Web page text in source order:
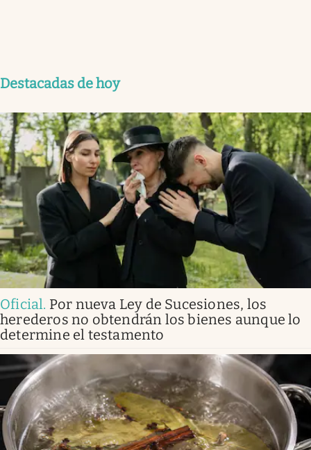
Destacadas de hoy
Oficial. Por nueva Ley de Sucesiones, los
herederos no obtendrán los bienes aunque lo
determine el testamento